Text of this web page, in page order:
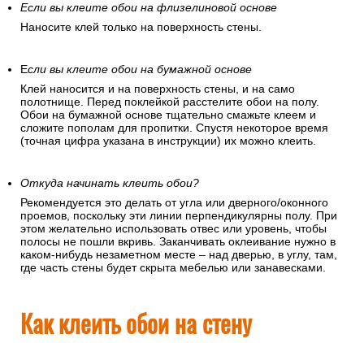
Если вы клеите обои на флизелиновой основе
Наносите клей только на поверхность стены.
Если вы клеите обои на бумажной основе
Клей наносится и на поверхность стены, и на само
полотнище. Перед поклейкой расстелите обои на полу.
Обои на бумажной основе тщательно смажьте клеем и
сложите пополам для пропитки. Спустя некоторое время
(точная цифра указана в инструкции) их можно клеить.
Откуда начинать клеить обои?
Рекомендуется это делать от угла или дверного/оконного
проемов, поскольку эти линии перпендикулярны полу. При
этом желательно использовать отвес или уровень, чтобы
полосы не пошли вкривь. Заканчивать оклеивание нужно в
каком-нибудь незаметном месте – над дверью, в углу, там,
где часть стены будет скрыта мебелью или занавесками.
Как клеить обои на стену